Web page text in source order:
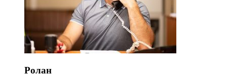
Ролан